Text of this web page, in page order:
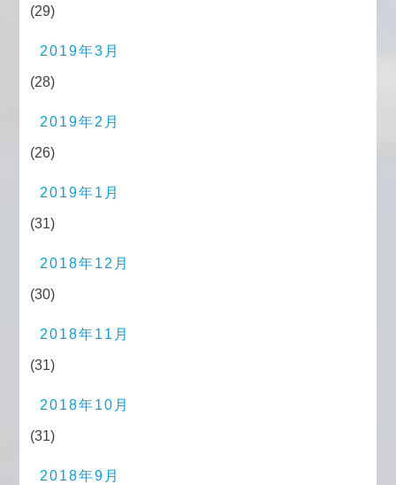
(29)
2019年3月
(28)
2019年2月
(26)
2019年1月
(31)
2018年12月
(30)
2018年11月
(31)
2018年10月
(31)
2018年9月